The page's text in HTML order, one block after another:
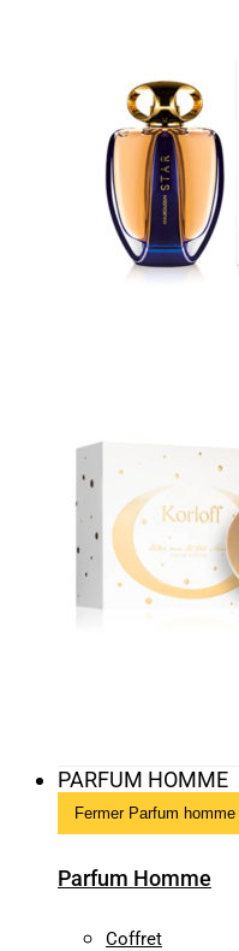
PARFUM HOMME
Fermer Parfum homme
Parfum Homme
Coffret